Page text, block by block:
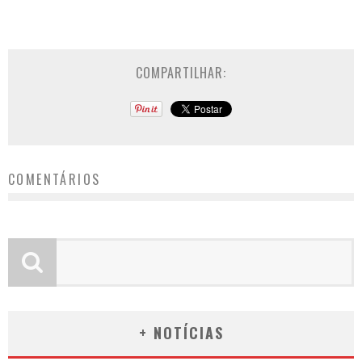
COMPARTILHAR:
COMENTÁRIOS
+ NOTÍCIAS